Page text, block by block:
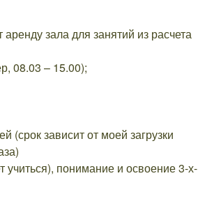
зала для занятий из расчета
08.03 – 15.00);
зависит от моей загрузки
учиться), понимание и освоение 3-х-